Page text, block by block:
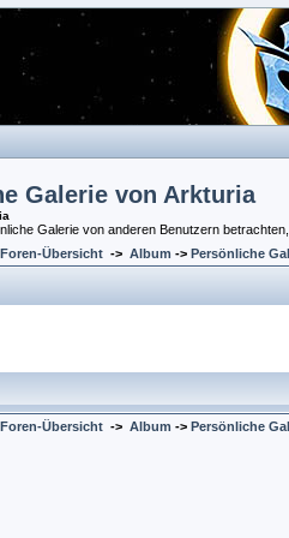
Galerie von Arkturia
Galerie von anderen Benutzern
Übersicht -> Album -> Persönliche
Übersicht -> Album -> Persönliche